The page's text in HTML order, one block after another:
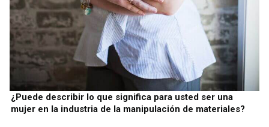
¿Puede describir lo que significa para usted ser una
mujer en la industria de la manipulación de materiales?